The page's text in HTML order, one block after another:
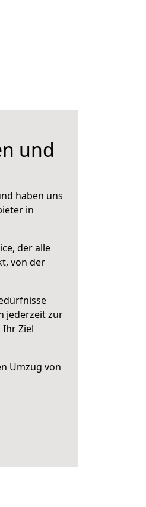
und
haben uns
in
der alle
von der
jederzeit zur
Ziel
Umzug von